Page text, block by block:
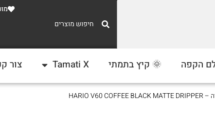
ברכישה מעל 300 ₪ הקפה 🌞 קיץ בתמתי Tamati X צור